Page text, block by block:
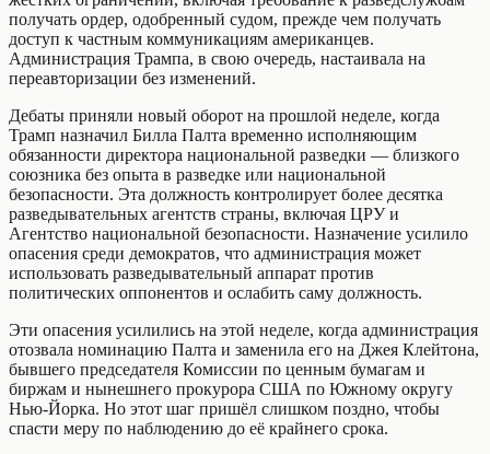
получать ордер, одобренный судом, прежде чем получать
доступ к частным коммуникациям американцев.
Администрация Трампа, в свою очередь, настаивала на
переавторизации без изменений.
Дебаты приняли новый оборот на прошлой неделе, когда
Трамп назначил Билла Палта временно исполняющим
обязанности директора национальной разведки — близкого
союзника без опыта в разведке или национальной
безопасности. Эта должность контролирует более десятка
разведывательных агентств страны, включая ЦРУ и
Агентство национальной безопасности. Назначение усилило
опасения среди демократов, что администрация может
использовать разведывательный аппарат против
политических оппонентов и ослабить саму должность.
Эти опасения усилились на этой неделе, когда администрация
отозвала номинацию Палта и заменила его на Джея Клейтона,
бывшего председателя Комиссии по ценным бумагам и
биржам и нынешнего прокурора США по Южному округу
Нью-Йорка. Но этот шаг пришёл слишком поздно, чтобы
спасти меру по наблюдению до её крайнего срока.